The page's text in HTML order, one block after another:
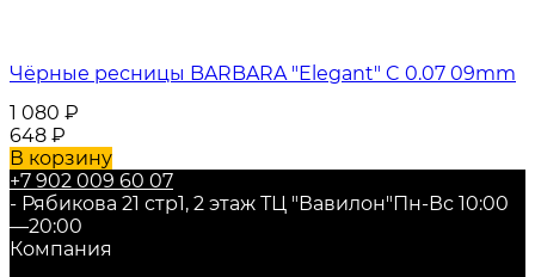
Чёрные ресницы BARBARA "Elegant" C 0.07 09mm
1 080 ₽
648 ₽
В корзину
+7 902 009 60 07
- Рябикова 21 стр1, 2 этаж ТЦ "Вавилон"Пн-Вс 10:00
—20:00
Компания